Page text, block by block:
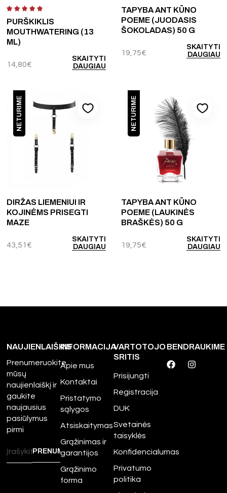
PURŠKIKLIS
MOUTHWATERING (13
ML)
14,80€
SKAITYTI
DAUGIAU
TAPYBA ANT KŪNO
POEME (JUODASIS
ŠOKOLADAS) 50 G
19,75€
SKAITYTI
DAUGIAU
NETURIME
DIRŽAS LIEMENIUI IR
KOJINĖMS PRISEGTI
MAZE
43,51 €
SKAITYTI
DAUGIAU
NETURIME
TAPYBA ANT KŪNO
POEME (LAUKINĖS
BRAŠKĖS) 50 G
19,75€
SKAITYTI
DAUGIAU
NAUJIENLAIŠKIS
Prenumeruokite
mūsų
naujienlaiškį ir
gaukite
naujausius
pasiūlymus
pirmi
INFORMACIJA
Apie mus
Kontaktai
Pristatymo
sąlygos
Atsiskaitymas
Grąžinimas ir
garantijos
Grąžinimo
forma
VARTOTOJO
SRITIS
Prisijungti
Registracija
DUK
Svetainės
taisyklės
Konfidencialumas
Privatumo
politika
BENDRAUKIME